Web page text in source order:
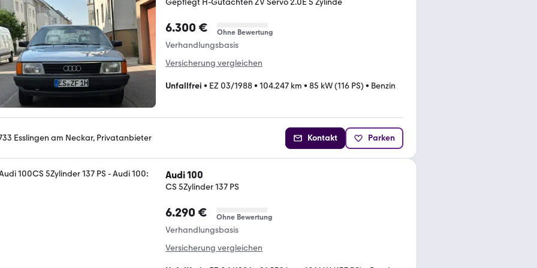
6.300 € Ohne Bewertung
Verhandlungsbasis
Versicherung vergleichen
Unfallfrei • EZ 03/1988• 104.247 km • 85 kW (116 PS) • Benzin
Esslingen am Neckar, Privatanbieter Kontakt Parken
Audi 100
CS 5Zylinder 137 PS
6.290 € Ohne Bewertung
Verhandlungsbasis
Versicherung vergleichen